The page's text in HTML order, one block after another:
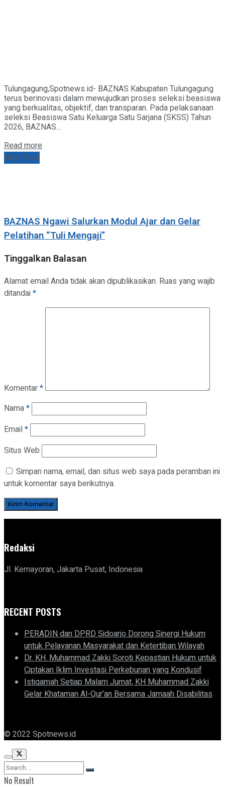
Tulungagung,Spotnews.id- BAZNAS Kabupaten Tulungagung
terus berinovasi dalam mewujudkan proses seleksi beasiswa
yang berkualitas, objektif, dan transparan. Pada pelaksanaan
seleksi Beasiswa Satu Keluarga Satu Sarjana (SKSS) Tahun
2026, BAZNAS...
Read more
Next Post
BAZNAS Ngawi Salurkan Modul Ajar dan Gelar
Pelatihan “Tuli Mengaji”
Tinggalkan Balasan
Alamat email Anda tidak akan dipublikasikan. Ruas yang wajib
ditandai*
Komentar*
Nama*
Email*
Situs Web
Simpan nama, email, dan situs web saya pada peramban ini
untuk komentar saya berikutnya.
Redaksi
Jl. Kemayoran, Jakarta Pusat, Indonesia
RECENT POSTS
PERADIN dan DPRD Sidoarjo Dorong Sinergi Hukum
untuk Pelayanan Masyarakat dan Ketertiban Wilayah
Dr. KH. Muhammad Zakki Soroti Kepastian Hukum untuk
Ciptakan Iklim Investasi Perkebunan yang Kondusif
Istiqamah Setiap Malam Jumat, KH Muhammad Zakki
Gelar Khataman Al-Qur’an Bersama Jamaah Disabilitas
© 2022 Spotnews.id
No Result